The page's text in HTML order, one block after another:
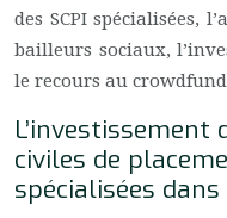
des SCPI spécialisées,
bailleurs sociaux,
le recours au
L’investissement
civiles de
spécialisées